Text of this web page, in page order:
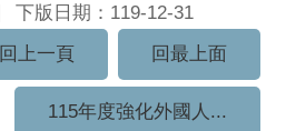
下版日期：119-12-31
回上一頁
回最上面
115年度強化外國人...